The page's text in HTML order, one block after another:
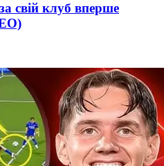
свій клуб вперше